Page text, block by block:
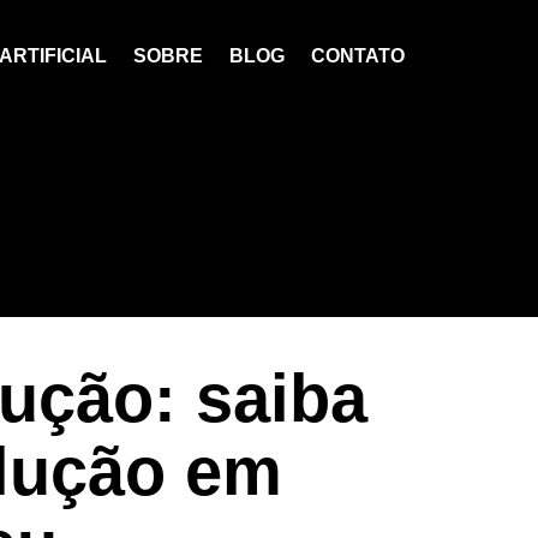
SOBRE BLOG CONTATO
saiba
em